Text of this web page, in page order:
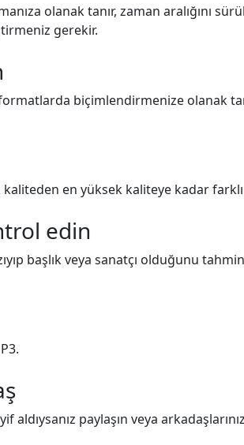
olanak tanır, zaman aralığını
gerekir.
biçimlendirmenize olanak
en yüksek kaliteye kadar
edin
başlık veya sanatçı olduğunu
paylaşın veya